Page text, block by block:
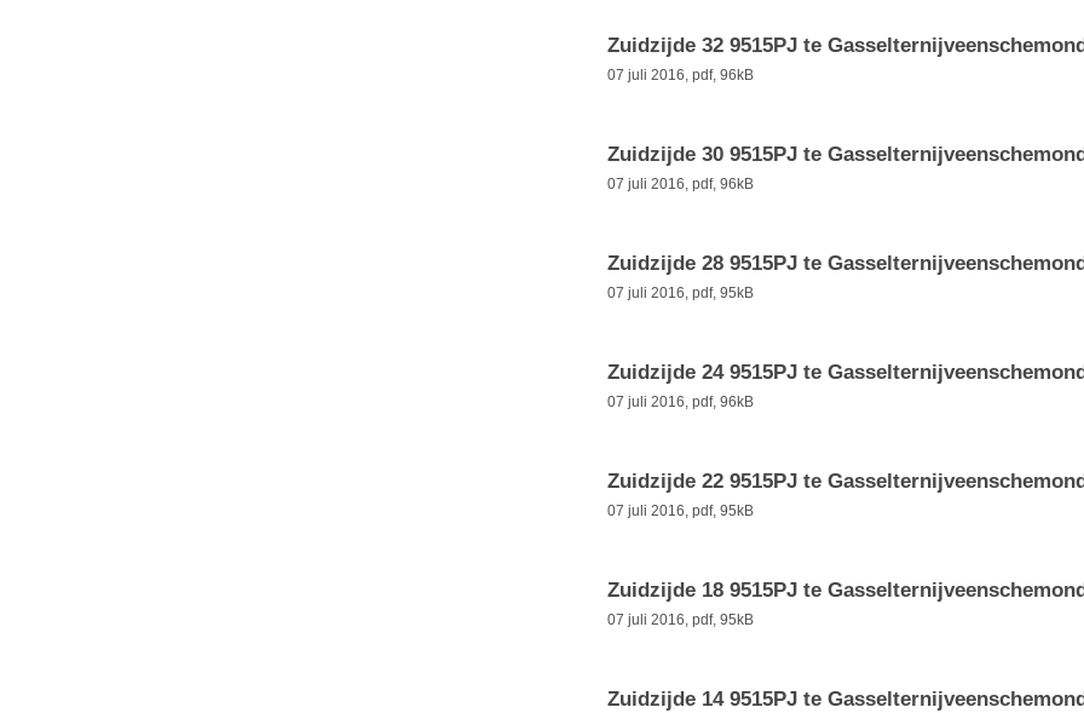
Zuidzijde 32 9515PJ te
07 juli 2016, pdf, 96kB
Zuidzijde 30 9515PJ te
07 juli 2016, pdf, 96kB
Zuidzijde 28 9515PJ te
07 juli 2016, pdf, 95kB
Zuidzijde 24 9515PJ te
07 juli 2016, pdf, 96kB
Zuidzijde 22 9515PJ te
07 juli 2016, pdf, 95kB
Zuidzijde 18 9515PJ te
07 juli 2016, pdf, 95kB
Zuidzijde 14 9515PJ te